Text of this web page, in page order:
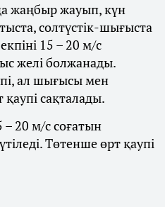
жаңбыр жауып, күн
солтүстік-шығыста
15 – 20 м/с
желі болжанады.
ал шығысы мен
қаупі сақталады.
– 20 м/с соғатын
Төтенше өрт қаупі